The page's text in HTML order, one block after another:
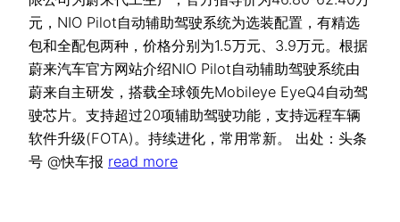
元，NIO Pilot自动辅助驾驶系统为选装配置，有精选
包和全配包两种，价格分别为1.5万元、3.9万元。根据
蔚来汽车官方网站介绍NIO Pilot自动辅助驾驶系统由
蔚来自主研发，搭载全球领先Mobileye EyeQ4自动驾
驶芯片。支持超过20项辅助驾驶功能，支持远程车辆
软件升级(FOTA)。持续进化，常用常新。 出处：头条
号 @快车报 read more